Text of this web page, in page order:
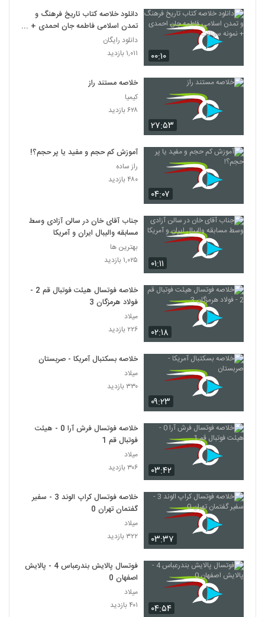
۰۰:۱۰
دانلود خلاصه کتاب تاریخ فرهنگ و
تمدن اسلامی فاطمه جان احمدی +
نمونه سوالات
دانلود رایگان
۱,۰۱۱ بازدید
۲۷:۵۳
خلاصه مستند راز
کیمیا
۶۲۸ بازدید
۰۴:۰۷
آموزش کم حجم و مفید یا پر حجم؟!
راز ساده
۴۸۰ بازدید
۰۱:۱۱
جناب آقای خان در سالن آزادی وسط
مسابقه والیبال ایران و آمریکا
بهترین ها
۱,۰۲۵ بازدید
۰۲:۱۸
خلاصه فوتسال هیئت فوتبال قم 2 -
فولاد هرمزگان 3
میلاد
۲۲۶ بازدید
۰۹:۲۳
خلاصه بسکتبال آمریکا - صربستان
میلاد
۳۳۰ بازدید
۰۳:۴۲
خلاصه فوتسال فرش آرا 0 - هیئت
فوتبال قم 1
میلاد
۳۰۶ بازدید
۰۳:۳۷
خلاصه فوتسال کراپ الوند 3 - سفیر
گفتمان تهران 0
میلاد
۳۲۲ بازدید
۰۴:۵۴
فوتسال پالایش بندرعباس 4 - پالایش
اصفهان 0
میلاد
۴۰۱ بازدید